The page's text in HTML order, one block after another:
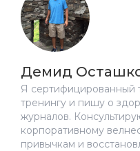
Демид
Я сертифицированный
тренингу и пишу о
журналов.
корпоративному
привычкам и